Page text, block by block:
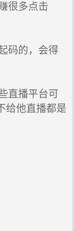
很多点击
码的，会得
直播平台可
给他直播都是